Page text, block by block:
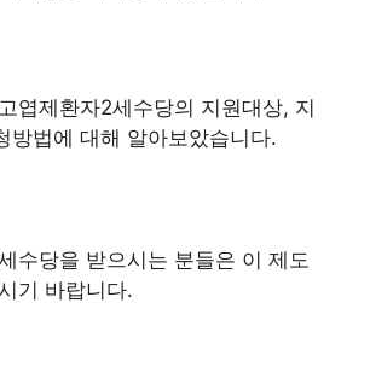
엽제환자2세수당의 지원대상, 지
방법에 대해 알아보았습니다.
수당을 받으시는 분들은 이 제도
기 바랍니다.